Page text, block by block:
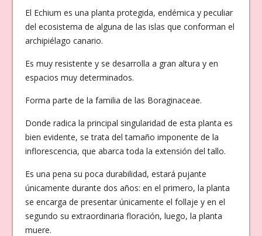
El Echium es una planta protegida, endémica y peculiar
del ecosistema de alguna de las islas que conforman el
archipiélago canario.
Es muy resistente y se desarrolla a gran altura y en
espacios muy determinados.
Forma parte de la familia de las Boraginaceae.
Donde radica la principal singularidad de esta planta es
bien evidente, se trata del tamaño imponente de la
inflorescencia, que abarca toda la extensión del tallo.
Es una pena su poca durabilidad, estará pujante
únicamente durante dos años: en el primero, la planta
se encarga de presentar únicamente el follaje y en el
segundo su extraordinaria floración, luego, la planta
muere.